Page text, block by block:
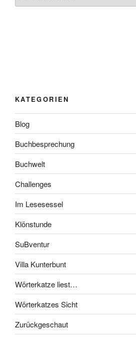
KATEGORIEN
Blog
Buchbesprechung
Buchwelt
Challenges
Im Lesesessel
Klönstunde
SuBventur
Villa Kunterbunt
Wörterkatze liest…
Wörterkatzes Sicht
Zurückgeschaut